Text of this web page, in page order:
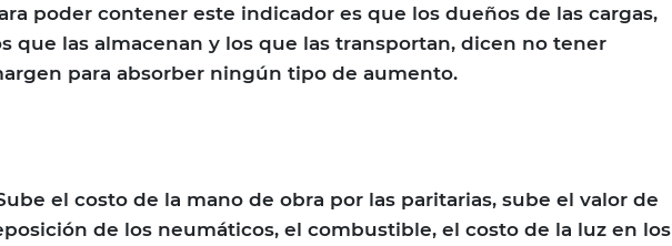
poder contener este indicador es que los dueños de las cargas,
que las almacenan y los que las transportan, dicen no tener
para absorber ningún tipo de aumento.
el costo de la mano de obra por las paritarias, sube el valor de
de los neumáticos, el combustible, el costo de la luz en los